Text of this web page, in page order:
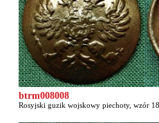
btrm008008
Rosyjski guzik wojskowy piechoty, wzór